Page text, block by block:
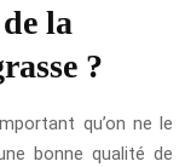
la
?
qu’on ne le
bonne qualité de